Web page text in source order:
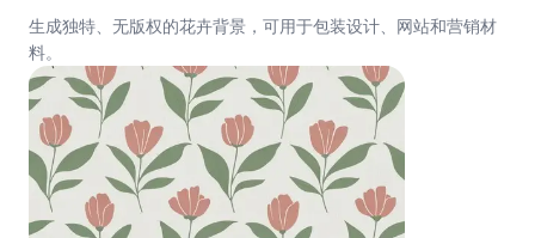
生成独特、无版权的花卉背景，可用于包装设计、网站和营销材
料。